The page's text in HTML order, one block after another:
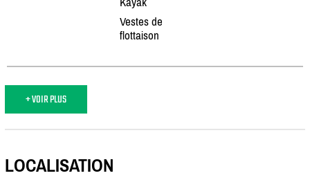
Vestes de
flottaison
+ VOIR PLUS
LOCALISATION